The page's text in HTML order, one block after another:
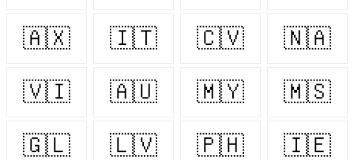
🇦🇽 🇮🇹 🇨🇻 🇳🇦
🇻🇮 🇦🇺 🇲🇾 🇲🇸
🇬🇱 🇱🇻 🇵🇭 🇮🇪